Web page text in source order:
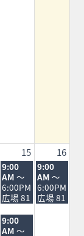
15 16
土
曜
日,
8
月
15th
2026
9:00
AM ～
6:00PM
広場 81
日
曜
日,
8
月
9:00
AM ～
6:00PM
広場 81
土
曜
9:00
AM ～